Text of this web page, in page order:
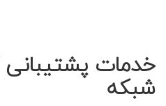
خدمات پشتیبانی
شبکه